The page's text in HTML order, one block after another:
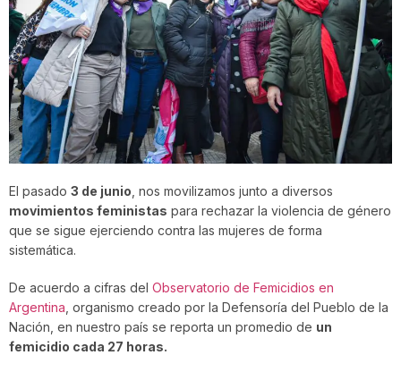
El pasado 3 de junio , nos movilizamos junto a diversos
movimientos feministas para rechazar la violencia de género
que se sigue ejerciendo contra las mujeres de forma
sistemática.
De acuerdo a cifras del Observatorio de Femicidios en
Argentina , organismo creado por la Defensoría del Pueblo de la
Nación, en nuestro país se reporta un promedio de un
femicidio cada 27 horas.